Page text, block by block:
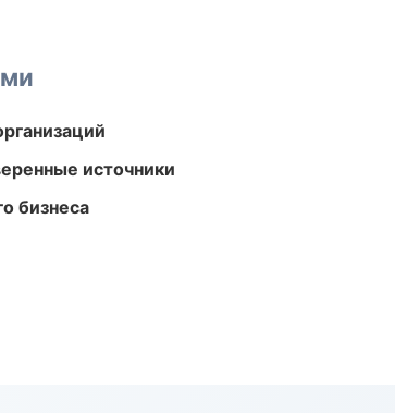
источники
бизнеса